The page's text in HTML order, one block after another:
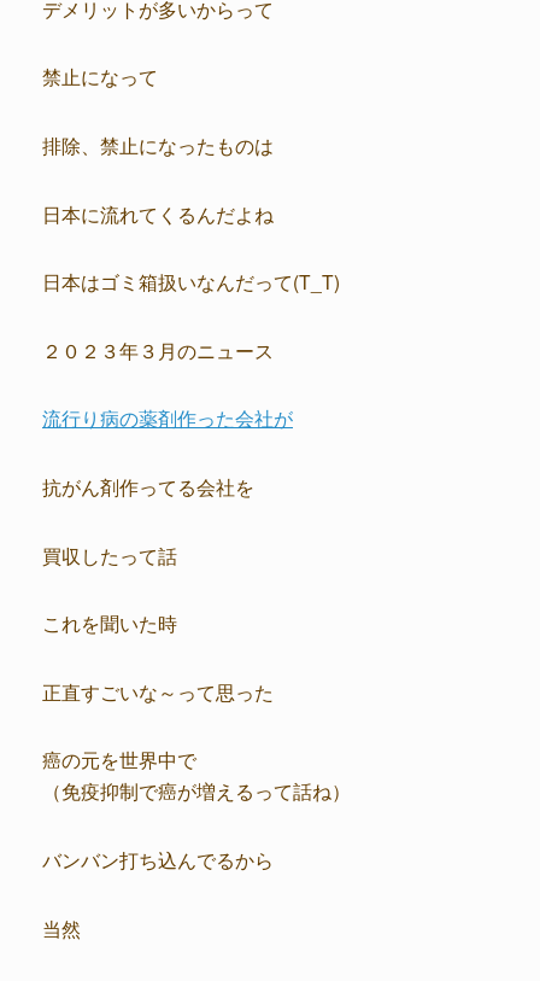
デメリットが多いからって
禁止になって
排除、禁止になったものは
日本に流れてくるんだよね
日本はゴミ箱扱いなんだって(T_T)
２０２３年３月のニュース
流行り病の薬剤作った会社が
抗がん剤作ってる会社を
買収したって話
これを聞いた時
正直すごいな～って思った
癌の元を世界中で
（免疫抑制で癌が増えるって話ね）
バンバン打ち込んでるから
当然